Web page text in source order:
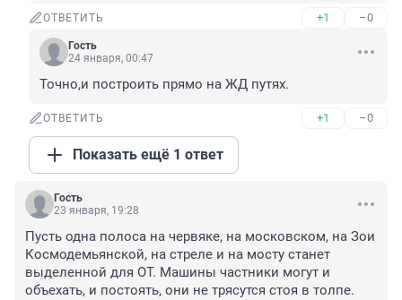
ОТВЕТИТЬ +1 –0
Гость
24 января, 00:47
Точно,и построить прямо на ЖД путях.
ОТВЕТИТЬ +1 –0
Показать ещё 1 ответ
Гость
23 января, 19:28
Пусть одна полоса на червяке, на московском, на Зои
Космодемьянской, на стреле и на мосту станет
выделенной для ОТ. Машины частники могут и
объехать, и постоять, они не трясутся стоя в толпе.